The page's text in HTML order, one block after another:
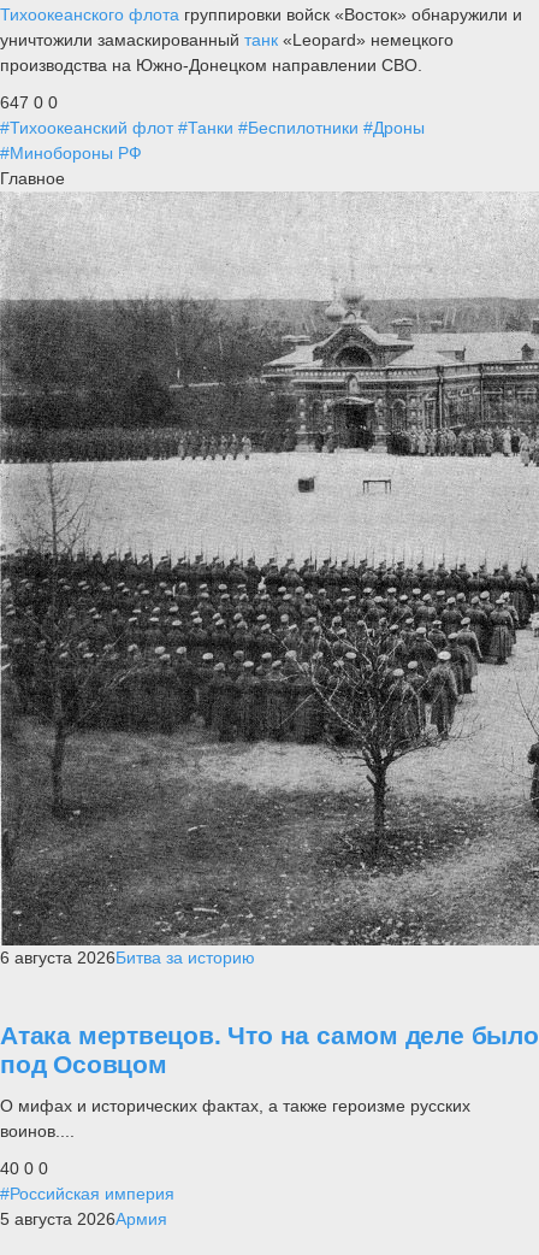
Тихоокеанского флота группировки войск «Восток» обнаружили и
уничтожили замаскированный танк «Leopard» немецкого
производства на Южно-Донецком направлении СВО.
647 0 0
#Тихоокеанский флот #Танки #Беспилотники #Дроны
#Минобороны РФ
Главное
6 августа 2026Битва за историю
Атака мертвецов. Что на самом деле было
под Осовцом
О мифах и исторических фактах, а также героизме русских
воинов....
40 0 0
#Российская империя
5 августа 2026Армия